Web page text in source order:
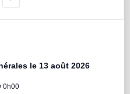
le 13 août 2026
0h00